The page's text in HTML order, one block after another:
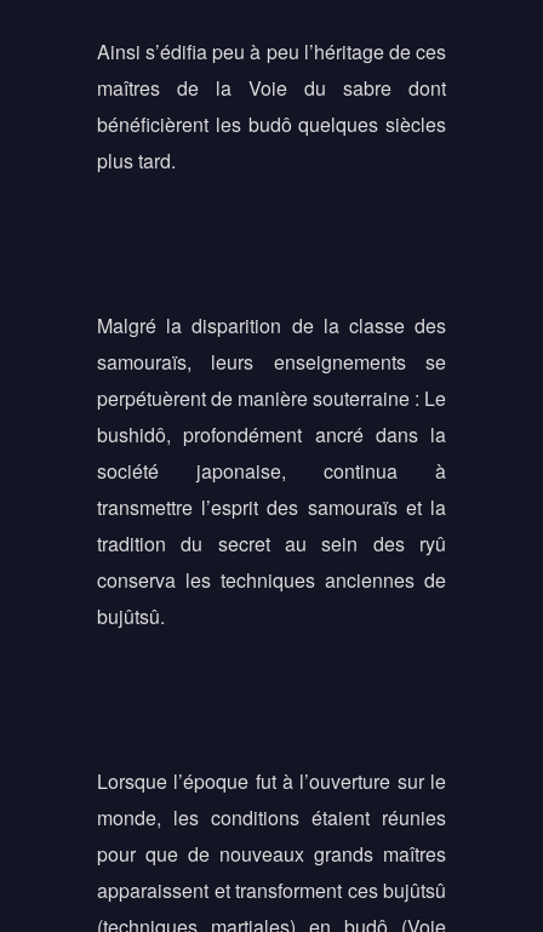
Ainsi s’édifia peu à peu l’héritage de ces
maîtres de la Voie du sabre dont
bénéficièrent les budô quelques siècles
plus tard.
Malgré la disparition de la classe des
samouraïs, leurs enseignements se
perpétuèrent de manière souterraine : Le
bushidô, profondément ancré dans la
société japonaise, continua à
transmettre l’esprit des samouraïs et la
tradition du secret au sein des ryû
conserva les techniques anciennes de
bujûtsû.
Lorsque l’époque fut à l’ouverture sur le
monde, les conditions étaient réunies
pour que de nouveaux grands maîtres
apparaissent et transforment ces bujûtsû
(techniques martiales) en budô (Voie